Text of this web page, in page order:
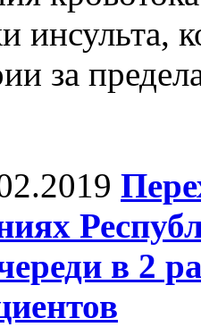
инсульта,
за
в 2